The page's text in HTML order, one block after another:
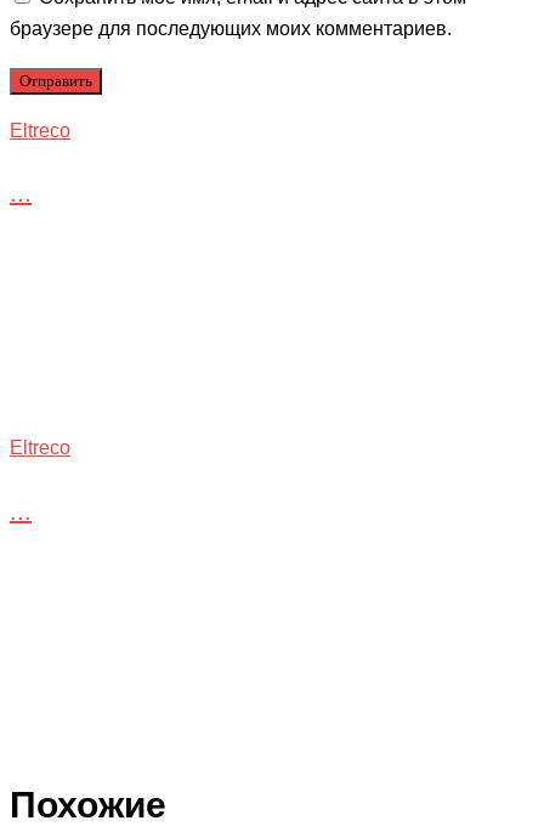
браузере для последующих моих комментариев.
Eltreco
...
Eltreco
...
Похожие